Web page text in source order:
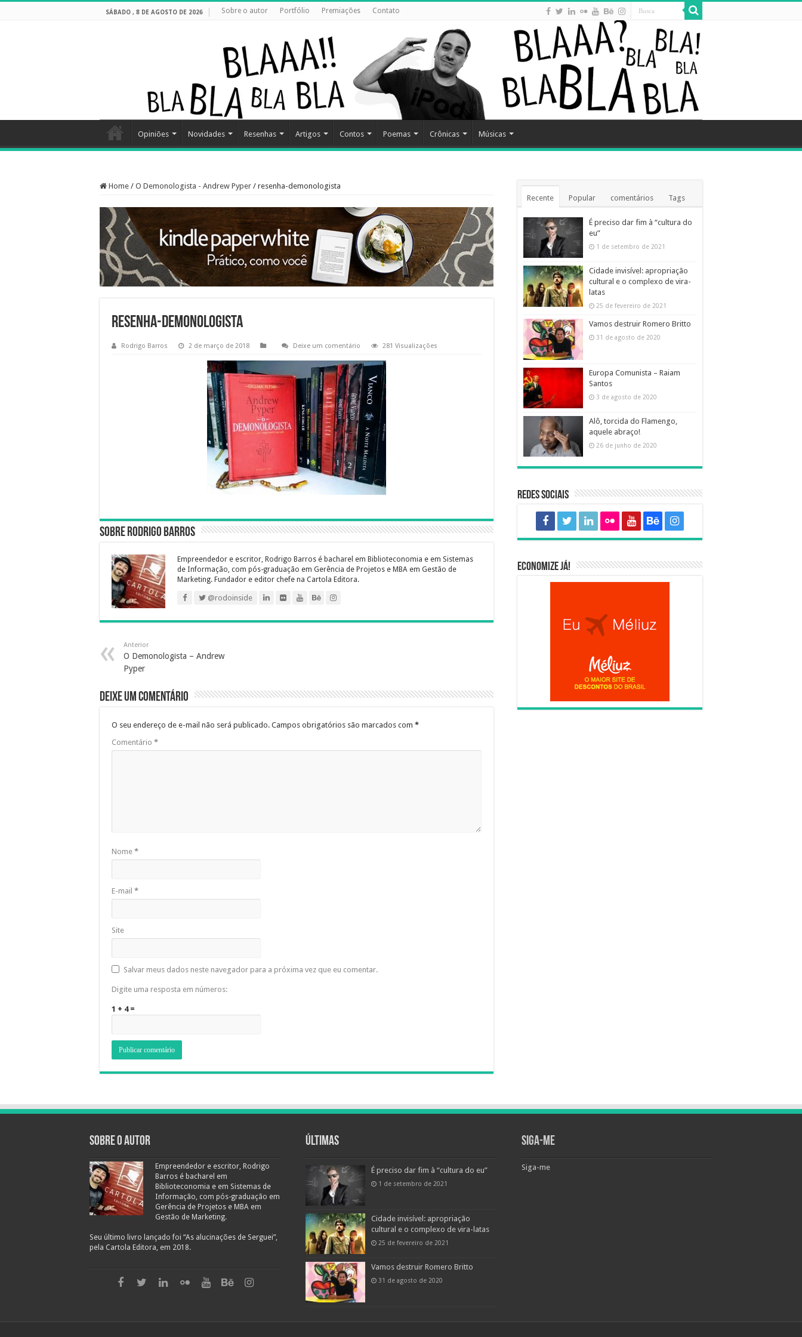
SÁBADO , 8 DE AGOSTO DE 2026 Sobre o autor Portfólio Premiações Contato
Opiniões Novidades Resenhas Artigos Contos Poemas Crônicas Músicas
Home / O Demonologista - Andrew Pyper / resenha-demonologista
resenha-demonologista
Rodrigo Barros 2 de março de 2018 Deixe um comentário 281 Visualizações
Sobre Rodrigo Barros
Empreendedor e escritor, Rodrigo Barros é bacharel em Biblioteconomia e em Sistemas
de Informação, com pós-graduação em Gerência de Projetos e MBA em Gestão de
Marketing. Fundador e editor chefe na Cartola Editora.
@rodoinside
Anterior
O Demonologista – Andrew
Pyper
Deixe um comentário
O seu endereço de e-mail não será publicado. Campos obrigatórios são marcados com *
Comentário *
Nome *
E-mail *
Site
Salvar meus dados neste navegador para a próxima vez que eu comentar.
Digite uma resposta em números:
1 + 4 =
Recente Popular comentários Tags
É preciso dar fim à “cultura do
eu”
1 de setembro de 2021
Cidade invisível: apropriação
cultural e o complexo de vira-
latas
25 de fevereiro de 2021
Vamos destruir Romero Britto
31 de agosto de 2020
Europa Comunista – Raiam
Santos
3 de agosto de 2020
Alô, torcida do Flamengo,
aquele abraço!
26 de junho de 2020
Redes sociais
Economize já!
Sobre o autor
Empreendedor e escritor, Rodrigo
Barros é bacharel em
Biblioteconomia e em Sistemas de
Informação, com pós-graduação em
Gerência de Projetos e MBA em
Gestão de Marketing.
Seu último livro lançado foi “As alucinações de Serguei”,
pela Cartola Editora, em 2018.
Últimas
É preciso dar fim à “cultura do eu”
1 de setembro de 2021
Cidade invisível: apropriação
cultural e o complexo de vira-latas
25 de fevereiro de 2021
Vamos destruir Romero Britto
31 de agosto de 2020
Siga-me
Siga-me